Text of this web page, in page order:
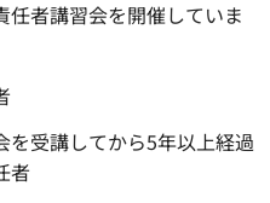
者講習会を開催していま
を受講してから5年以上経過
者